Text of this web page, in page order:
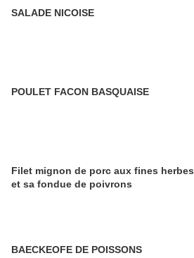
SALADE NICOISE
POULET FACON BASQUAISE
Filet mignon de porc aux fines herbes
et sa fondue de poivrons
BAECKEOFE DE POISSONS